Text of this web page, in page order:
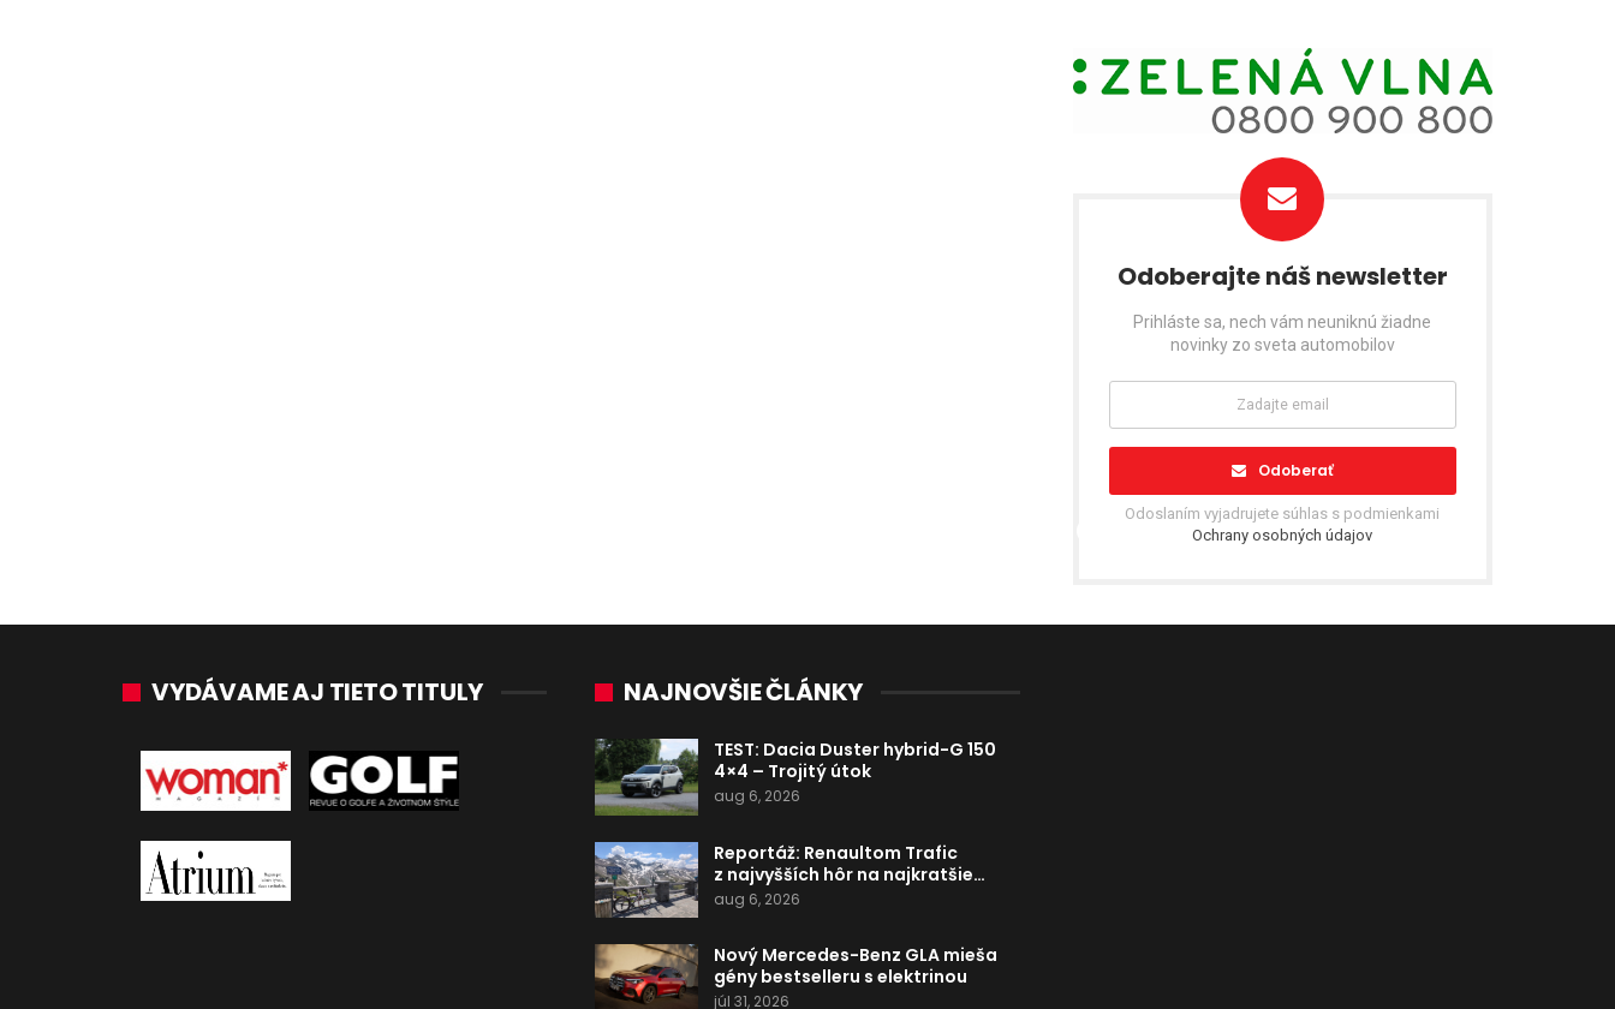
Odoberajte náš newsletter
Prihláste sa, nech vám neuniknú žiadne
novinky zo sveta automobilov
Odoberať
Odoslaním vyjadrujete súhlas s podmienkami
Ochrany osobných údajov
VYDÁVAME AJ TIETO TITULY NAJNOVŠIE ČLÁNKY
TEST: Dacia Duster hybrid-G 150
4×4 – Trojitý útok
aug 6, 2026
Reportáž: Renaultom Trafic
z najvyšších hôr na najkratšie…
aug 6, 2026
Nový Mercedes-Benz GLA mieša
gény bestselleru s elektrinou
júl 31, 2026